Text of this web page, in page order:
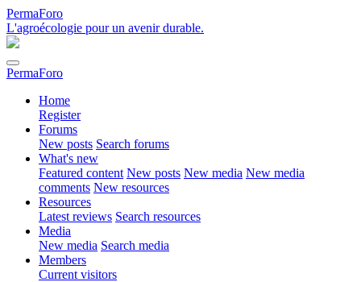
PermaForo
L'agroécologie pour un avenir durable.
PermaForo
Home
Register
Forums
New posts Search forums
What's new
Featured content New posts New media New media
comments New resources
Resources
Latest reviews Search resources
Media
New media Search media
Members
Current visitors